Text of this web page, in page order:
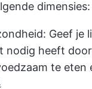
dimensies:
Geef je
nodig heeft
te eten